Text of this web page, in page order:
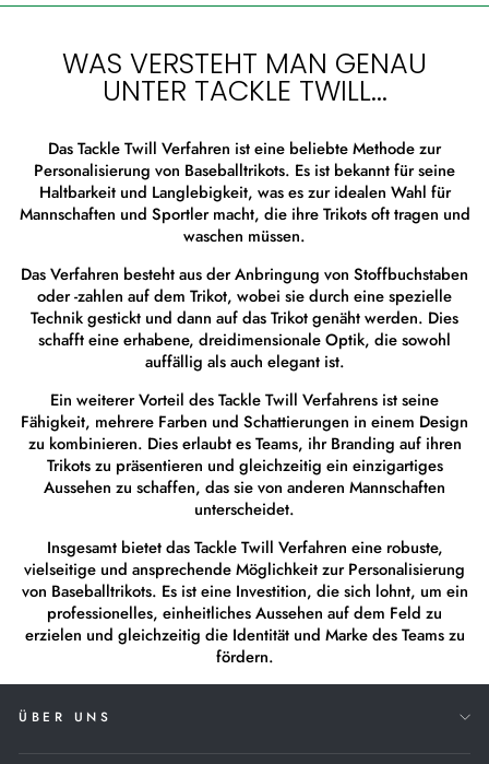
WAS VERSTEHT MAN GENAU
UNTER TACKLE TWILL...
Das Tackle Twill Verfahren ist eine beliebte Methode zur
Personalisierung von Baseballtrikots. Es ist bekannt für seine
Haltbarkeit und Langlebigkeit, was es zur idealen Wahl für
Mannschaften und Sportler macht, die ihre Trikots oft tragen und
waschen müssen.
Das Verfahren besteht aus der Anbringung von Stoffbuchstaben
oder -zahlen auf dem Trikot, wobei sie durch eine spezielle
Technik gestickt und dann auf das Trikot genäht werden. Dies
schafft eine erhabene, dreidimensionale Optik, die sowohl
auffällig als auch elegant ist.
Ein weiterer Vorteil des Tackle Twill Verfahrens ist seine
Fähigkeit, mehrere Farben und Schattierungen in einem Design
zu kombinieren. Dies erlaubt es Teams, ihr Branding auf ihren
Trikots zu präsentieren und gleichzeitig ein einzigartiges
Aussehen zu schaffen, das sie von anderen Mannschaften
unterscheidet.
Insgesamt bietet das Tackle Twill Verfahren eine robuste,
vielseitige und ansprechende Möglichkeit zur Personalisierung
von Baseballtrikots. Es ist eine Investition, die sich lohnt, um ein
professionelles, einheitliches Aussehen auf dem Feld zu
erzielen und gleichzeitig die Identität und Marke des Teams zu
fördern.
ÜBER UNS